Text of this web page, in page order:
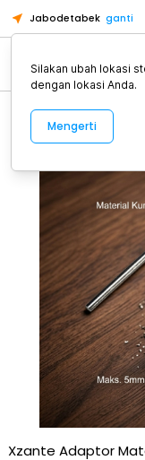
Jabodetabek ganti
Alat Kopi
Xzante Adaptor
Silakan ubah lokasi
dengan lokasi Anda.
Mengerti